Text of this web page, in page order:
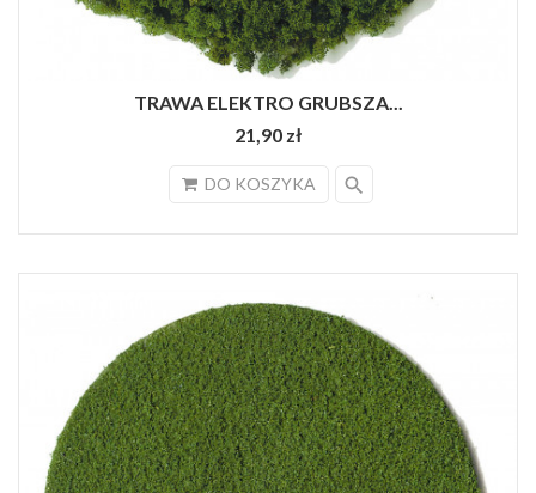
TRAWA ELEKTRO GRUBSZA...
21,90 zł
DO KOSZYKA search